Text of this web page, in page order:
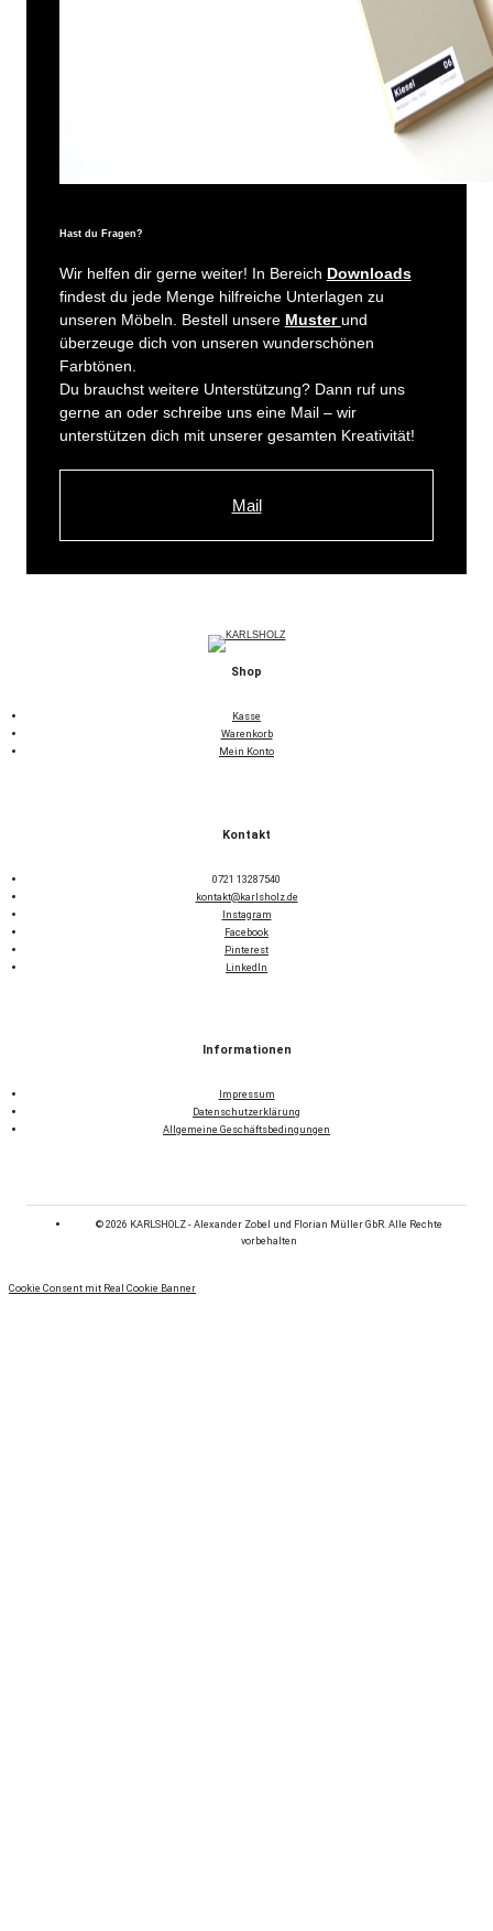
Hast du Fragen?
Wir helfen dir gerne weiter! In Bereich Downloads
findest du jede Menge hilfreiche Unterlagen zu
unseren Möbeln. Bestell unsere Musterund
überzeuge dich von unseren wunderschönen
Farbtönen.
Du brauchst weitere Unterstützung? Dann ruf uns
gerne an oder schreibe uns eine Mail – wir
unterstützen dich mit unserer gesamten Kreativität!
Mail
Shop
Kasse
Warenkorb
Mein Konto
Kontakt
0721 13287540
kontakt@karlsholz.de
Instagram
Facebook
Pinterest
LinkedIn
Informationen
Impressum
Datenschutzerklärung
Allgemeine Geschäftsbedingungen
© 2026 KARLSHOLZ - Alexander Zobel und Florian Müller GbR. Alle Rechte
vorbehalten
Cookie Consent mit Real Cookie Banner